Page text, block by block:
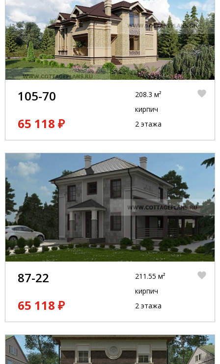
105-70
65 118 ₽
208.3 м²
кирпич
2 этажа
87-22
65 118 ₽
211.55 м²
кирпич
2 этажа